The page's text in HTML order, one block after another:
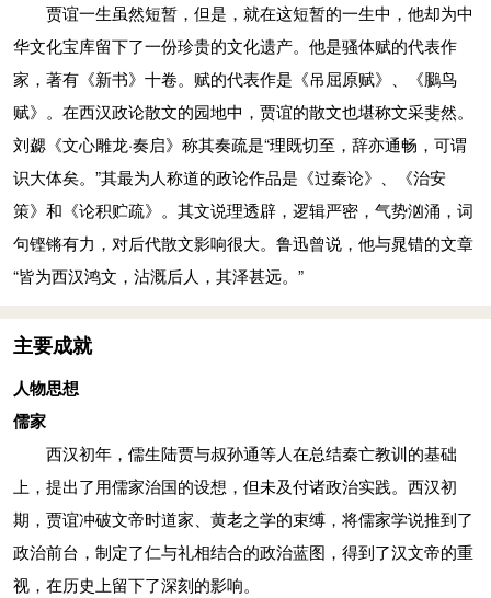
谊，不再采纳他的意见。
谪居长沙
文帝四年（前176年），贾谊被外放为长沙王太傅。长沙地
处南方，离京师长安有数千里之遥。贾谊因贬离京，长途跋涉，
途经湘江时，写下《吊屈原赋》凭吊屈原，并发抒自己的怨愤之
情。时周勃被捕系狱，贾谊上疏《阶级》，建议文帝以礼对待大
臣。
文帝时，把蜀郡的严道铜山赐给邓通，又允许吴王刘濞开豫
章铜山铸钱，因此，“邓氏钱”和吴钱遍布天下。汉文帝五年（前
导致币制混乱，于国于民都很不利，建议文帝下令禁止。
贾谊做长沙王太傅的第三年，有一只鵩鸟（猫头鹰）飞入房
间，停在座位的旁边。猫头鹰像鹃，旧时视为不吉祥之鸟。贾谊
因被贬居长沙，长沙低洼潮湿，常自哀伤，以为寿命不长，如今
鵩鸟进宅，更使他伤感不已，于是作《鵩鸟赋》抒发忧愤不平的
情绪，并以老庄的齐生死、等祸福的思想以自我解脱。
再入宫廷
谪居长沙三年后，汉文帝想念贾谊，征召入京，于未央宫祭
贾谊一生虽然短暂，但是，就在这短暂的一生中，他却为中
华文化宝库留下了一份珍贵的文化遗产。他是骚体赋的代表作
家，著有《新书》十卷。赋的代表作是《吊屈原赋》、《鵩鸟
赋》。在西汉政论散文的园地中，贾谊的散文也堪称文采斐然。
刘勰《文心雕龙·奏启》称其奏疏是“理既切至，辞亦通畅，可谓
识大体矣。”其最为人称道的政论作品是《过秦论》、《治安
策》和《论积贮疏》。其文说理透辟，逻辑严密，气势汹涌，词
句铿锵有力，对后代散文影响很大。鲁迅曾说，他与晁错的文章
“皆为西汉鸿文，沾溉后人，其泽甚远。”
主要成就
人物思想
儒家
西汉初年，儒生陆贾与叔孙通等人在总结秦亡教训的基础
上，提出了用儒家治国的设想，但未及付诸政治实践。西汉初
期，贾谊冲破文帝时道家、黄老之学的束缚，将儒家学说推到了
政治前台，制定了仁与礼相结合的政治蓝图，得到了汉文帝的重
视，在历史上留下了深刻的影响。